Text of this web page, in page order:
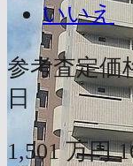
いいえ
参考査定価
日
1,501 万円